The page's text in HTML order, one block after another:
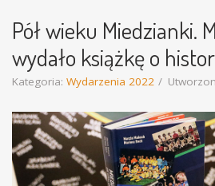
Pół wieku Miedzianki.
wydało książkę o
Kategoria: Wydarzenia 2022